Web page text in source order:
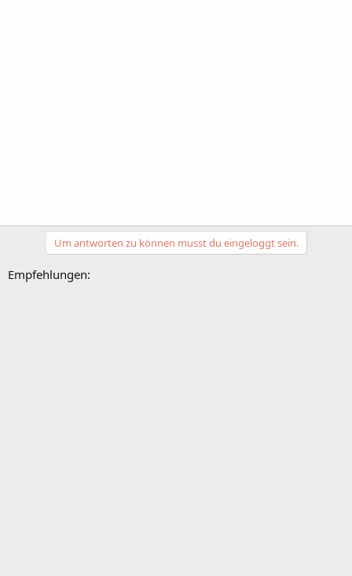
Um antworten zu können musst du eingeloggt sein.
Empfehlungen: